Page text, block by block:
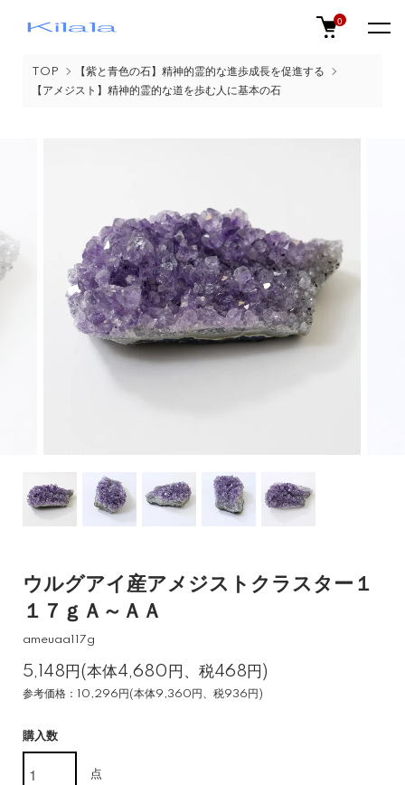
0
TOP
【紫と青色の石】精神的霊的な進歩成長を促進する
【アメジスト】精神的霊的な道を歩む人に基本の石
ウルグアイ産アメジストクラスター１
１７ｇＡ～ＡＡ
ameuaa117g
5,148円(本体4,680円、税468円)
参考価格：10,296円(本体9,360円、税936円)
購入数
点